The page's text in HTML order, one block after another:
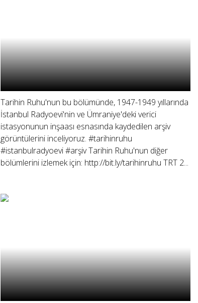
Tarihin Ruhu'nun bu bölümünde, 1947-1949 yıllarında
İstanbul Radyoevi'nin ve Ümraniye'deki verici
istasyonunun inşaası esnasında kaydedilen arşiv
görüntülerini inceliyoruz. #tarihinruhu
#istanbulradyoevi #arşiv Tarihin Ruhu'nun diğer
bölümlerini izlemek için: http://bit.ly/tarihinruhu TRT 2...